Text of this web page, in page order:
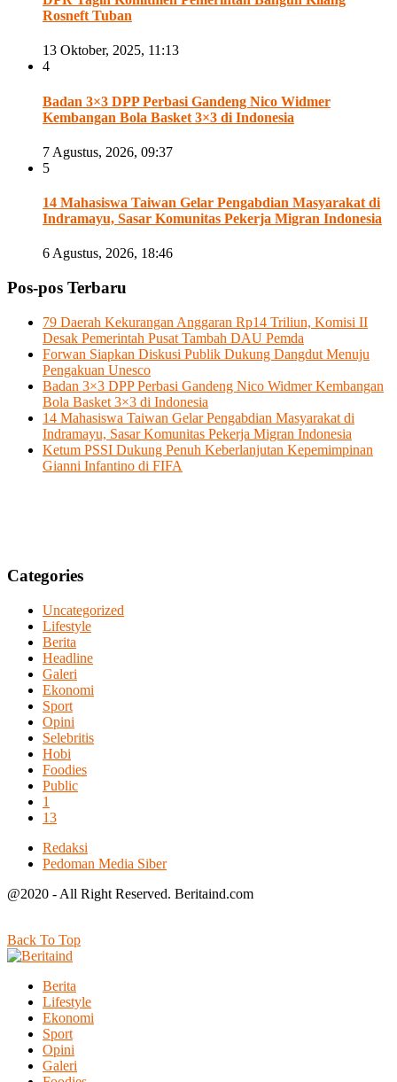
Rosneft Tuban
13 Oktober, 2025, 11:13
4
Badan 3×3 DPP Perbasi Gandeng Nico Widmer
Kembangan Bola Basket 3×3 di Indonesia
7 Agustus, 2026, 09:37
5
14 Mahasiswa Taiwan Gelar Pengabdian Masyarakat di
Indramayu, Sasar Komunitas Pekerja Migran Indonesia
6 Agustus, 2026, 18:46
Pos-pos Terbaru
79 Daerah Kekurangan Anggaran Rp14 Triliun, Komisi II
Desak Pemerintah Pusat Tambah DAU Pemda
Forwan Siapkan Diskusi Publik Dukung Dangdut Menuju
Pengakuan Unesco
Badan 3×3 DPP Perbasi Gandeng Nico Widmer Kembangan
Bola Basket 3×3 di Indonesia
14 Mahasiswa Taiwan Gelar Pengabdian Masyarakat di
Indramayu, Sasar Komunitas Pekerja Migran Indonesia
Ketum PSSI Dukung Penuh Keberlanjutan Kepemimpinan
Gianni Infantino di FIFA
Categories
Uncategorized
Lifestyle
Berita
Headline
Galeri
Ekonomi
Sport
Opini
Selebritis
Hobi
Foodies
Public
1
13
Redaksi
Pedoman Media Siber
@2020 - All Right Reserved. Beritaind.com
Back To Top
Berita
Lifestyle
Ekonomi
Sport
Opini
Galeri